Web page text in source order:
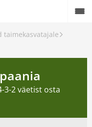
taimekasvatajale
3-2 väetist osta